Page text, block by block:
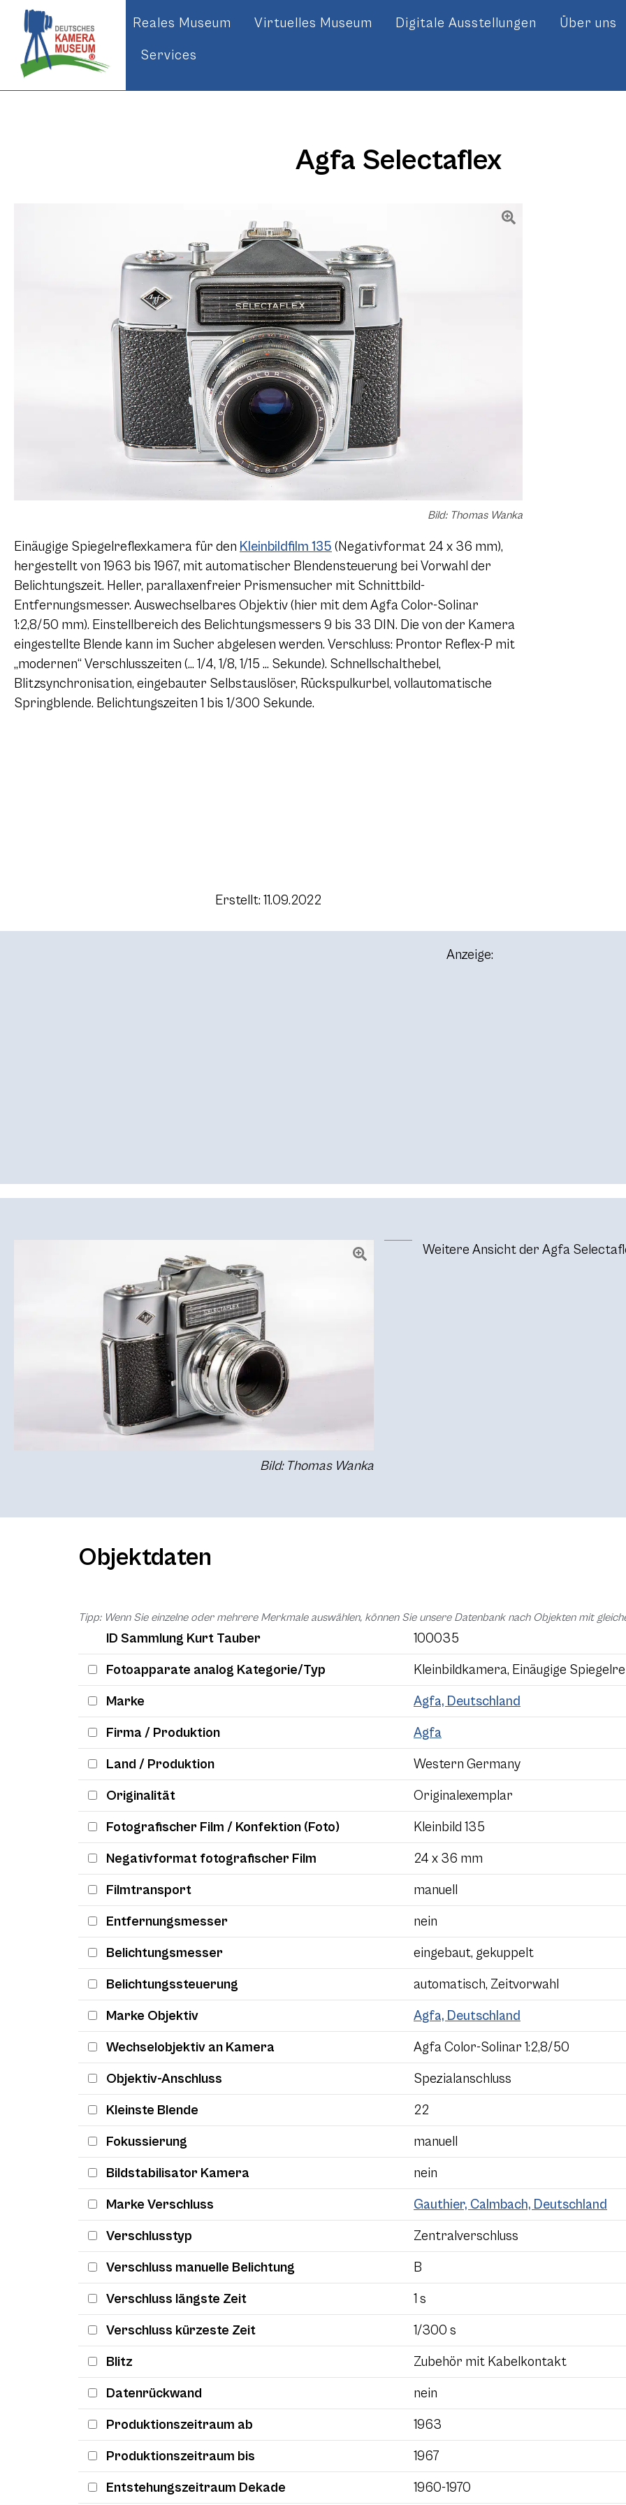
Reales Museum Virtuelles Museum Digitale Ausstellungen Über uns
Services
Agfa Selectaflex
Bild: Thomas Wanka
Einäugige Spiegelreflexkamera für den Kleinbildfilm 135 (Negativformat 24 x 36 mm),
hergestellt von 1963 bis 1967, mit automatischer Blendensteuerung bei Vorwahl der
Belichtungszeit. Heller, parallaxenfreier Prismensucher mit Schnittbild-
Entfernungsmesser. Auswechselbares Objektiv (hier mit dem Agfa Color-Solinar
1:2,8/50 mm). Einstellbereich des Belichtungsmessers 9 bis 33 DIN. Die von der Kamera
eingestellte Blende kann im Sucher abgelesen werden. Verschluss: Prontor Reflex-P mit
„modernen“ Verschlusszeiten (… 1/4, 1/8, 1/15 … Sekunde). Schnellschalthebel,
Blitzsynchronisation, eingebauter Selbstauslöser, Rückspulkurbel, vollautomatische
Springblende. Belichtungszeiten 1 bis 1/300 Sekunde.
Erstellt: 11.09.2022
Anzeige:
Bild: Thomas Wanka
Weitere Ansicht der Agfa
Objektdaten
Tipp: Wenn Sie einzelne oder mehrere Merkmale auswählen, können Sie unsere Datenbank nach Objekten mit
ID Sammlung Kurt Tauber 100035
Fotoapparate analog Kategorie/Typ Kleinbildkamera, Einäugige
Marke Agfa, Deutschland
Firma / Produktion Agfa
Land / Produktion Western Germany
Originalität Originalexemplar
Fotografischer Film / Konfektion (Foto) Kleinbild 135
Negativformat fotografischer Film 24 x 36 mm
Filmtransport manuell
Entfernungsmesser nein
Belichtungsmesser eingebaut, gekuppelt
Belichtungssteuerung automatisch, Zeitvorwahl
Marke Objektiv Agfa, Deutschland
Wechselobjektiv an Kamera Agfa Color-Solinar 1:2,8/50
Objektiv-Anschluss Spezialanschluss
Kleinste Blende 22
Fokussierung manuell
Bildstabilisator Kamera nein
Marke Verschluss Gauthier, Calmbach, Deutschland
Verschlusstyp Zentralverschluss
Verschluss manuelle Belichtung B
Verschluss längste Zeit 1 s
Verschluss kürzeste Zeit 1/300 s
Blitz Zubehör mit Kabelkontakt
Datenrückwand nein
Produktionszeitraum ab 1963
Produktionszeitraum bis 1967
Entstehungszeitraum Dekade 1960-1970